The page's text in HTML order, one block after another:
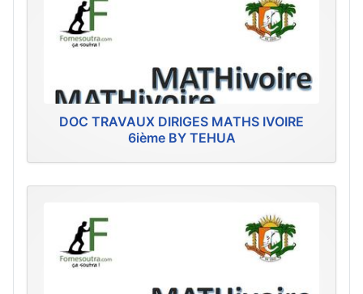
DOC TRAVAUX DIRIGES MATHS IVOIRE
6ième BY TEHUA